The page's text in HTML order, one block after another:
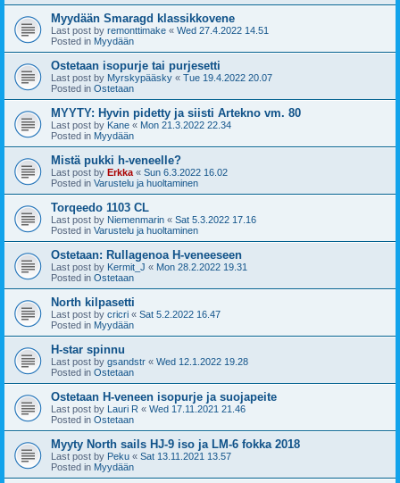
Myydään Smaragd klassikkovene
Last post by remonttimake « Wed 27.4.2022 14.51
Posted in Myydään
Ostetaan isopurje tai purjesetti
Last post by Myrskypääsky « Tue 19.4.2022 20.07
Posted in Ostetaan
MYYTY: Hyvin pidetty ja siisti Artekno vm. 80
Last post by Kane « Mon 21.3.2022 22.34
Posted in Myydään
Mistä pukki h-veneelle?
Last post by Erkka « Sun 6.3.2022 16.02
Posted in Varustelu ja huoltaminen
Torqeedo 1103 CL
Last post by Niemenmarin « Sat 5.3.2022 17.16
Posted in Varustelu ja huoltaminen
Ostetaan: Rullagenoa H-veneeseen
Last post by Kermit_J « Mon 28.2.2022 19.31
Posted in Ostetaan
North kilpasetti
Last post by cricri « Sat 5.2.2022 16.47
Posted in Myydään
H-star spinnu
Last post by gsandstr « Wed 12.1.2022 19.28
Posted in Ostetaan
Ostetaan H-veneen isopurje ja suojapeite
Last post by Lauri R « Wed 17.11.2021 21.46
Posted in Ostetaan
Myyty North sails HJ-9 iso ja LM-6 fokka 2018
Last post by Peku « Sat 13.11.2021 13.57
Posted in Myydään